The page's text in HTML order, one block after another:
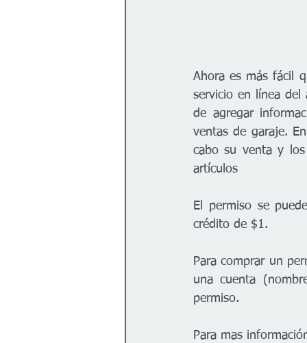
Ahora es más fácil
servicio en línea
de agregar
ventas de garaje.
cabo su venta y
artículos
El permiso se
crédito de $1.
Para comprar un
una cuenta
permiso.
Para mas